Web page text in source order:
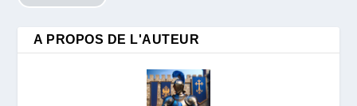
A PROPOS DE L'AUTEUR